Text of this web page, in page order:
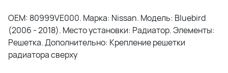
OEM: 80999VE000. Марка: Nissan. Модель: Bluebird
(2006 - 2018). Место установки: Радиатор. Элементы:
Решетка. Дополнительно: Крепление решетки
радиатора сверху